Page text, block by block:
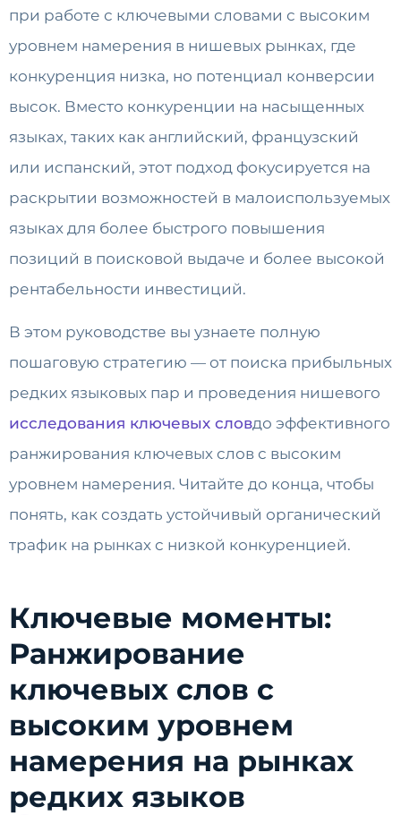
при работе с ключевыми словами с высоким
уровнем намерения в нишевых рынках, где
конкуренция низка, но потенциал конверсии
высок. Вместо конкуренции на насыщенных
языках, таких как английский, французский
или испанский, этот подход фокусируется на
раскрытии возможностей в малоиспользуемых
языках для более быстрого повышения
позиций в поисковой выдаче и более высокой
рентабельности инвестиций.
В этом руководстве вы узнаете полную
пошаговую стратегию — от поиска прибыльных
редких языковых пар и проведения нишевого
исследования ключевых словдо эффективного
ранжирования ключевых слов с высоким
уровнем намерения. Читайте до конца, чтобы
понять, как создать устойчивый органический
трафик на рынках с низкой конкуренцией.
Ключевые моменты:
Ранжирование
ключевых слов с
высоким уровнем
намерения на рынках
редких языков